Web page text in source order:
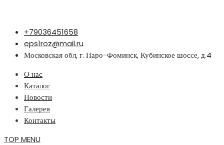
Перейти
содержимому
+79036451658
eps1roz@mail.ru
Московская обл, г. Наро-Фоминск, Кубинское шоссе, д.4
О нас
Каталог
Новости
Галерея
Контакты
TOP MENU